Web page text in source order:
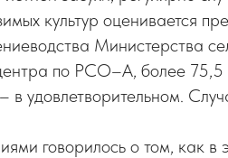
культур оценивается
Министерства
по РСО–А, более 75,5
в удовлетворительном.
говорилось о том, как в